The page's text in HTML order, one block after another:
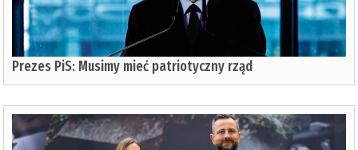
Prezes PiS: Musimy mieć patriotyczny rząd